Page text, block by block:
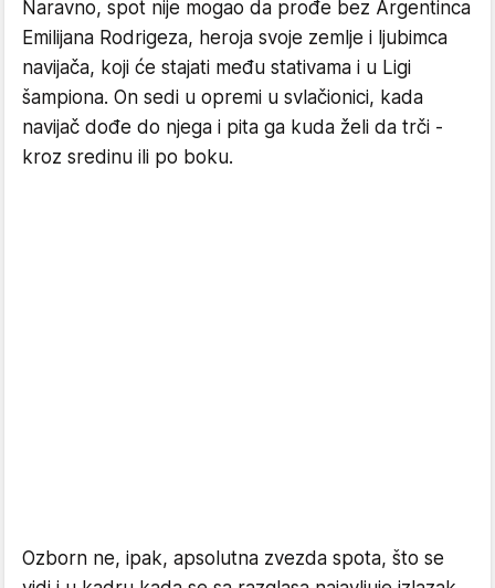
Naravno, spot nije mogao da prođe bez Argentinca
Emilijana Rodrigeza, heroja svoje zemlje i ljubimca
navijača, koji će stajati među stativama i u Ligi
šampiona. On sedi u opremi u svlačionici, kada
navijač dođe do njega i pita ga kuda želi da trči -
kroz sredinu ili po boku.
Ozborn ne, ipak, apsolutna zvezda spota, što se